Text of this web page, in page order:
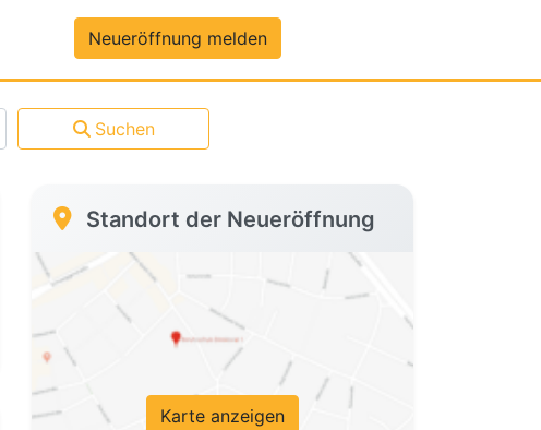
Premium-DatenNeueröffnung melden
Suchen
Standort der Neueröffnung
Karte anzeigen